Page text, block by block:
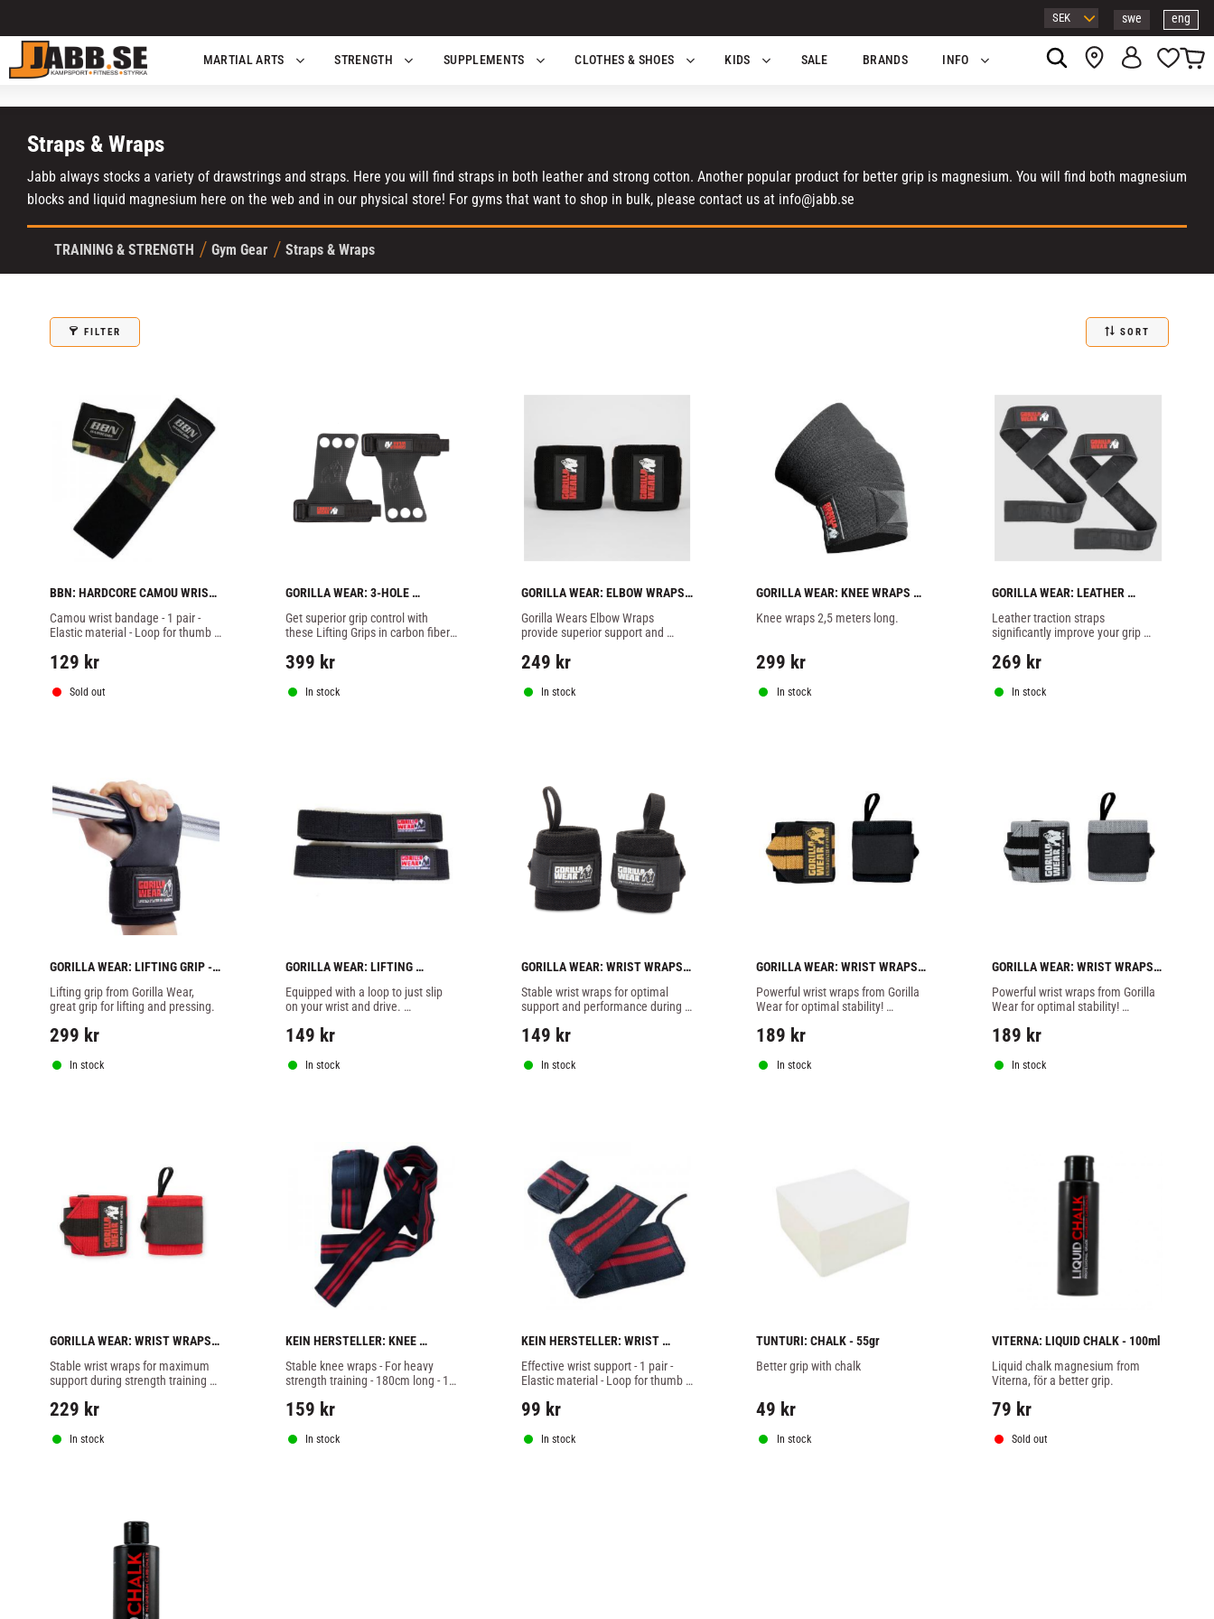
swe eng
Basket
MARTIAL ARTS
STRENGTH SUPPLEMENTS CLOTHES & SHOES KIDS SALE BRANDS INFO
Straps & Wraps
TRAINING & STRENGTH Gym Gear Straps & Wraps
Jabb always stocks a variety of drawstrings and straps. Here you will find straps in both leather and strong cotton. Another popular product for better grip is magnesium. You will find both magnesium
blocks and liquid magnesium here on the web and in our physical store! For gyms that want to shop in bulk, please contact us at info@jabb.se
FILTER SORT
BBN: HARDCORE CAMOU WRIST
BANDAGES - 1 PAIR
Camou wrist bandage - 1 pair -
Elastic material - Loop for thumb -
training
129 kr
Sold out
GORILLA WEAR: 3-HOLE
CARBON LIFTING GRIPS - BLACK
Get superior grip control with
these Lifting Grips in carbon fiber
399 kr
In stock
GORILLA WEAR: ELBOW WRAPS
1.2M - BLACK
Gorilla Wears Elbow Wraps
provide superior support and
249 kr
In stock
GORILLA WEAR: KNEE WRAPS
Knee wraps 2,5 meters long.
299 kr
In stock
GORILLA WEAR: LEATHER
LIFTING STRAPS
Leather traction straps
significantly improve your grip
both pull-ups and rowing
269 kr
In stock
GORILLA WEAR: LIFTING GRIP -
BLACK
Lifting grip from Gorilla Wear,
great grip for lifting and pressing.
299 kr
In stock
GORILLA WEAR: LIFTING
STRAPS - BLACK
Equipped with a loop to just slip
on your wrist and drive.
increases your strength in both
149 kr
In stock
GORILLA WEAR: WRIST WRAPS
BASIC - BLACK
Stable wrist wraps for optimal
support and performance during
color.
149 kr
In stock
GORILLA WEAR: WRIST WRAPS
PRO - BLACK/GOLD
Powerful wrist wraps from Gorilla
Wear for optimal stability!
189 kr
In stock
GORILLA WEAR: WRIST WRAPS
PRO - GREY/BLACK
Powerful wrist wraps from Gorilla
Wear for optimal stability!
189 kr
In stock
GORILLA WEAR: WRIST WRAPS
ULTRA - RED/BLACK
Stable wrist wraps for maximum
support during strength training
229 kr
In stock
KEIN HERSTELLER: KNEE
BANDAGE - 1 PAIR
Stable knee wraps - For heavy
strength training - 180cm long - 1
159 kr
In stock
KEIN HERSTELLER: WRIST
BANDAGE BLACK/RED - 1 PAIR
Effective wrist support - 1 pair -
Elastic material - Loop for thumb -
training
99 kr
In stock
TUNTURI: CHALK - 55gr
Better grip with chalk
49 kr
In stock
VITERNA: LIQUID CHALK - 100ml
Liquid chalk magnesium from
Viterna, för a better grip.
79 kr
Sold out